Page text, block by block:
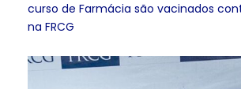
curso de Farmácia são vacinados
na FRCG